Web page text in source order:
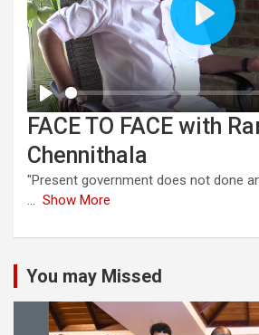
FACE TO FACE with
Chennithala
"Present government does not done
... Show More
You may Missed